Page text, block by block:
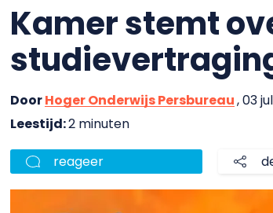
Kamer stemt
DoorHoger Onderwijs Persbureau, 03
Leestijd:2 minuten
reageer